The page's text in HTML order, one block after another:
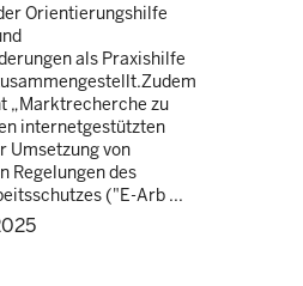
Orientierungshilfe
als Praxishilfe
„Marktrecherche zu
internet­gestützten
Umsetzung von
Regelungen des
("E-Arb ...